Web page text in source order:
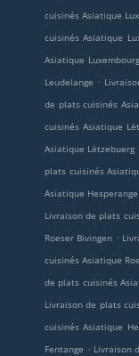
cuisinés Asiatique
cuisinés Asiatique
Asiatique Luxembourg
Leudelange .
de plats cuisinés
cuisinés Asiatique
Asiatique Lëtzebuerg
plats cuisinés
Asiatique Hesperange
Livraison de plats
Roeser Bivingen .
cuisinés Asiatique
de plats cuisinés
Livraison de plats
cuisinés Asiatique
Fentange . Livraison